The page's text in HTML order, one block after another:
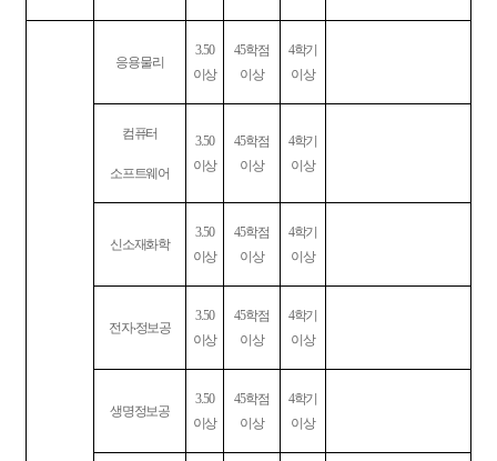
응용물리
3.50
이상
45학점
이상
4학기
이상
컴퓨터
소프트웨어
3.50
이상
45학점
이상
4학기
이상
신소재화학
3.50
이상
45학점
이상
4학기
이상
전자‧정보공
3.50
이상
45학점
이상
4학기
이상
생명정보공
3.50
이상
45학점
이상
4학기
이상